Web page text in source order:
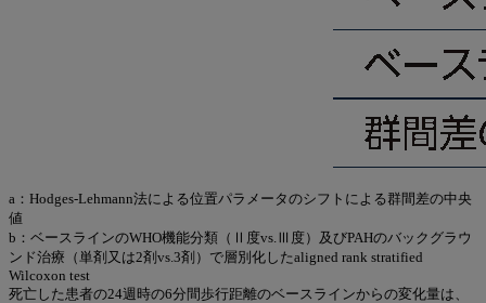
a：Hodges-Lehmann法による位置パラメータのシフトによる群間差の中央
値
b：ベースラインのWHO機能分類（Ⅱ度vs.Ⅲ度）及びPAHのバックグラウ
ンド治療（単剤又は2剤vs.3剤）で層別化したaligned rank stratified
Wilcoxon test
死亡した患者の24週時の6分間歩行距離のベースラインからの変化量は、